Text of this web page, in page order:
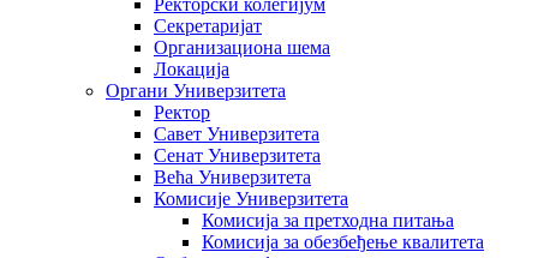
Ректорски колегијум
Секретаријат
Организациона шема
Локација
Органи Универзитета
Ректор
Савет Универзитета
Сенат Универзитета
Већа Универзитета
Комисије Универзитета
Комисија за претходна питања
Комисија за обезбеђење квалитета